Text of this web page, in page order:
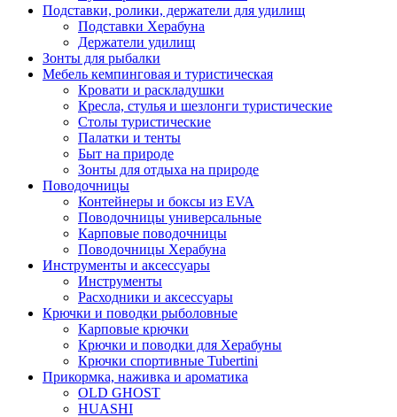
Подставки, ролики, держатели для удилищ
Подставки Херабуна
Держатели удилищ
Зонты для рыбалки
Мебель кемпинговая и туристическая
Кровати и раскладушки
Кресла, стулья и шезлонги туристические
Столы туристические
Палатки и тенты
Быт на природе
Зонты для отдыха на природе
Поводочницы
Контейнеры и боксы из EVA
Поводочницы универсальные
Карповые поводочницы
Поводочницы Херабуна
Инструменты и аксессуары
Инструменты
Расходники и аксессуары
Крючки и поводки рыболовные
Карповые крючки
Крючки и поводки для Херабуны
Крючки спортивные Tubertini
Прикормка, наживка и ароматика
OLD GHOST
HUASHI